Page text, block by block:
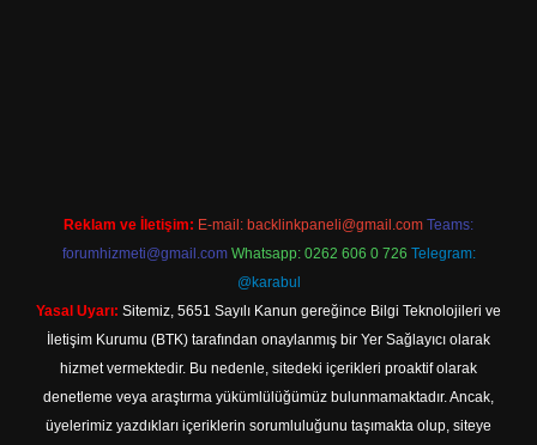
Reklam ve İletişim: E-mail: backlinkpaneli@gmail.com Teams:
forumhizmeti@gmail.com Whatsapp: 0262 606 0 726 Telegram:
@karabul
Yasal Uyarı: Sitemiz, 5651 Sayılı Kanun gereğince Bilgi Teknolojileri ve
İletişim Kurumu (BTK) tarafından onaylanmış bir Yer Sağlayıcı olarak
hizmet vermektedir. Bu nedenle, sitedeki içerikleri proaktif olarak
denetleme veya araştırma yükümlülüğümüz bulunmamaktadır. Ancak,
üyelerimiz yazdıkları içeriklerin sorumluluğunu taşımakta olup, siteye